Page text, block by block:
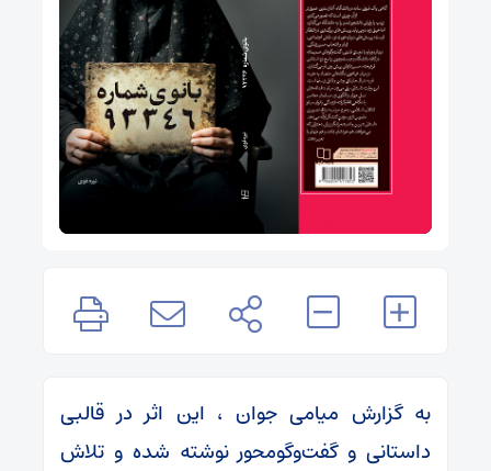
به گزارش میامی جوان ، این اثر در قالبی
داستانی و گفت‌وگومحور نوشته شده و تلاش